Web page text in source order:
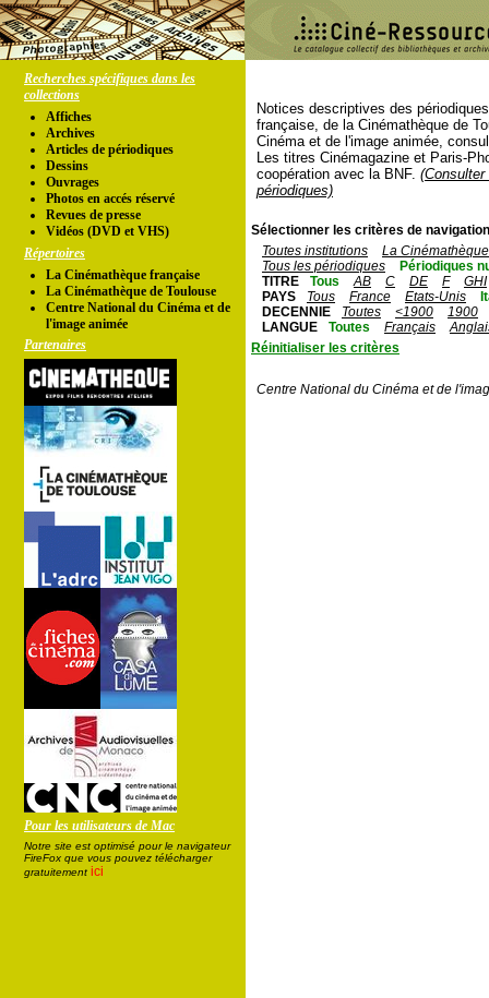
Recherches spécifiques dans les
collections
Affiches
Archives
Articles de périodiques
Dessins
Ouvrages
Photos en accés réservé
Revues de presse
Vidéos (DVD et VHS)
Répertoires
La Cinémathèque française
La Cinémathèque de Toulouse
Centre National du Cinéma et de
l'image animée
Partenaires
Pour les utilisateurs de Mac
Notre site est optimisé pour le navigateur
FireFox que vous pouvez télécharger
gratuitement ici
Notices descriptives des
française, de la Cinémathèque de
Cinéma et de l'image animée,
Les titres Cinémagazine et Paris-
coopération avec la BNF.
périodiques)
Sélectionner les critères de
Toutes institutions
La
Tous les périodiques
Périodiques
TITRE
Tous AB C DE F
GHI
PAYS
Tous France Etats-Unis
DECENNIE
Toutes <1900
1900
LANGUE
Toutes Français
Réinitialiser les critères
Centre National du Cinéma et de